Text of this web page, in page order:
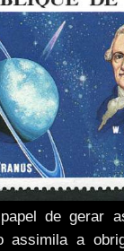
de gerar
assimila a